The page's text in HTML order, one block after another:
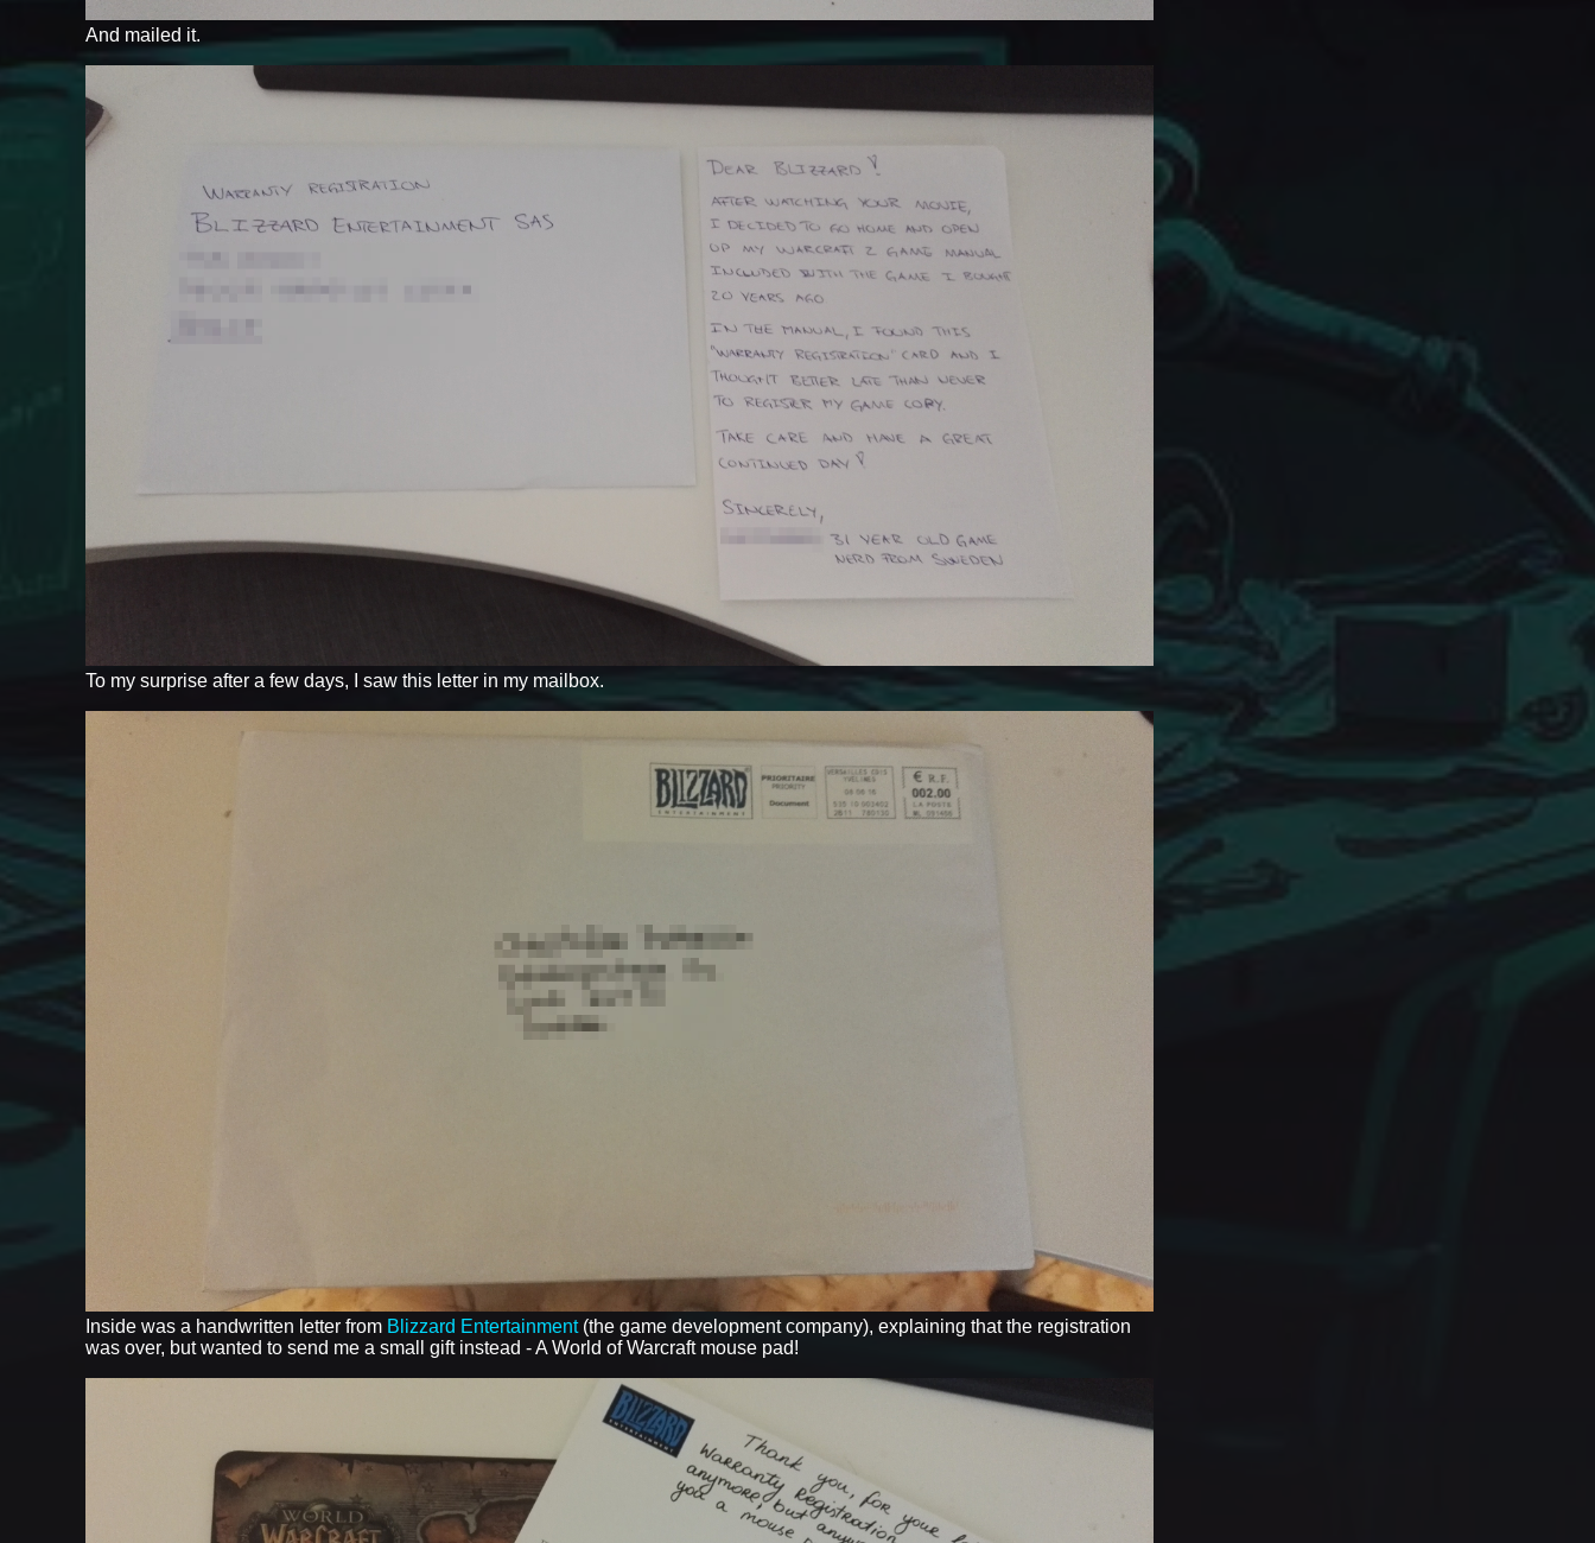
And mailed it.
To my surprise after a few days, I saw this letter in my mailbox.
Inside was a handwritten letter from Blizzard Entertainment(the game development company), explaining that the registration
was over, but wanted to send me a small gift instead - A World of Warcraft mouse pad!